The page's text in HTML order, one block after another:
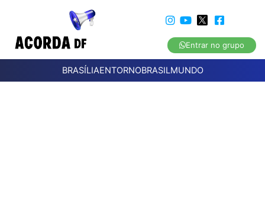
Entrar no grupo
BRASÍLIAENTORNOBRASILMUNDO